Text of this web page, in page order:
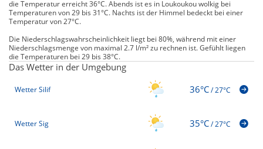
die Temperatur erreicht 36°C. Abends ist es in Loukoukou wolkig bei
Temperaturen von 29 bis 31°C. Nachts ist der Himmel bedeckt bei einer
Temperatur von 27°C.
Die Niederschlagswahrscheinlichkeit liegt bei 80%, während mit einer
Niederschlagsmenge von maximal 2.7 l/m² zu rechnen ist. Gefühlt liegen
die Temperaturen bei 29 bis 38°C.
Das Wetter in der Umgebung
Wetter Silif 36°C/27°C
Wetter Sig 35°C/27°C